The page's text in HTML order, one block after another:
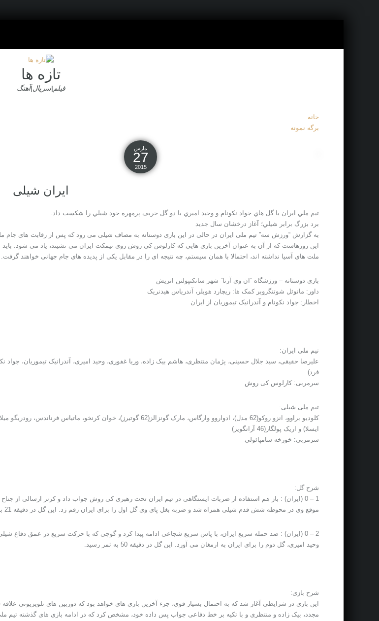
تازه ها
فیلم|سریال|آهنگ
خانه
برگه نمونه
مارس
27
2015
ایران شیلی
تيم ملي ايران با گل هاي جواد نکونام و وحيد اميري با دو گل حريف پرمهره خود شيلي را شکست داد.
برد بزرگ برابر شيلي؛ آغاز درخشان سال جديد
به گزارش “ورزش سه” تیم ملی ایران در حالی در این بازی دوستانه به مصاف شیلی می رود که پس از رقابت های جام
این روزهاست که از آن به عنوان آخرین بازی هایی که کارلوس کی روش روی نیمکت ایران می نشیند، یاد می شود. باید
ملت های آسیا نداشته اند، احتمالا با همان سیستم، چه نتیجه ای را در مقابل یکی از پدیده های جام جهانی خواهند گرفت.
بازی دوستانه – ورزشگاه “ان وی آرنا” شهر سانکتپولتن اتریش
داور: مانوئل شوتنگروبر کمک ها: ریچارد هوبلر، آندریاس هیدنریک
اخطار: جواد نکونام و آندرانیک تیموریان از ایران
تیم ملی ایران:
فرد)
سرمربی: کارلوس کی روش
تیم ملی شیلی:
ایسلا) و اریک پولگار(46 آرانگویز)
سرمربی: خورخه سامپائولی
شرح گل:
1 – 0 (ایران) : باز هم استفاده از ضربات ایستگاهی در تیم ایران تحت رهبری کی روش جواب داد و کرنر ارسالی از
موقع وی در محوطه شش قدم شیلی همراه شد و ضربه بغل پای وی گل اول را برای ایران رقم زد. این گل در دقیقه 21 به ثمر رسید.
2 – 0 (ایران) : ضد حمله سریع ایران، با پاس سریع شجاعی ادامه پیدا کرد و گوچی که با حرکت سریع در عمق
وحید امیری، گل دوم را برای ایران به ارمغان می آورد. این گل در دقیقه 50 به ثمر رسید.
شرح بازی:
این بازی در شرایطی آغاز شد که به احتمال بسیار قوی، جزء آخرین بازی های خواهد بود که دوربین های تلویزیونی
مجدد، بیک زاده و منتظری و با تکیه بر خط دفاعی جواب پس داده خود، مشخص کرد که در ادامه بازی های گذشته تیم ملی